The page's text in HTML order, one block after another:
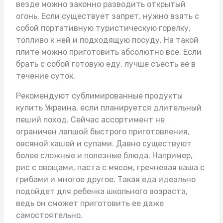
везде можно законно разводить открытый
огонь. Если существует запрет, нужно взять с
собой портативную туристическую горелку,
топливо к ней и подходящую посуду. На такой
плите можно приготовить абсолютно все. Если
брать с собой готовую еду, лучше съесть ее в
течение суток.
Рекомендуют сублимированные продукты
купить Украина, если планируется длительный
пеший поход. Сейчас ассортимент не
ограничен лапшой быстрого приготовления,
овсяной кашей и супами. Давно существуют
более сложные и полезные блюда. Например,
рис с овощами, паста с мясом, гречневая каша с
грибами и многое другое. Такая еда идеально
подойдет для ребенка школьного возраста,
ведь он сможет приготовить ее даже
самостоятельно.